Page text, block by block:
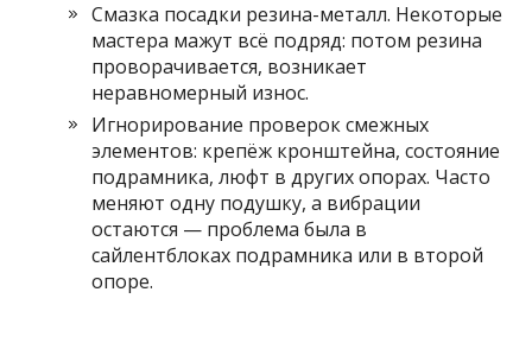
Смазка посадки резина-металл. Некоторые
мастера мажут всё подряд: потом резина
проворачивается, возникает
неравномерный износ.
Игнорирование проверок смежных
элементов: крепёж кронштейна, состояние
подрамника, люфт в других опорах. Часто
меняют одну подушку, а вибрации
остаются — проблема была в
сайлентблоках подрамника или в второй
опоре.